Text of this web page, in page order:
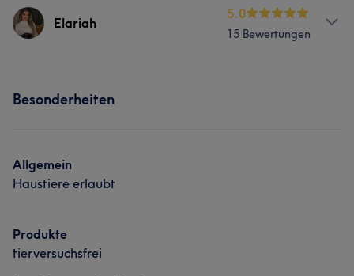
Services
Elariah
5.0
15 Bewertungen
9 Jahre Erfahrung. Alle Beauty Behandlungen an einem
Services
Haarentfernung
Besonderheiten
Allgemein
Haustiere erlaubt
Produkte
tierversuchsfrei